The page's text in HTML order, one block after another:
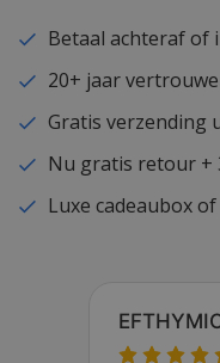
Betaal achteraf of
20+ jaar vertrouwen
Gratis verzending
Nu gratis retour +
Luxe cadeaubox